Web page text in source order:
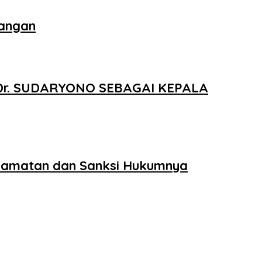
SUDARYONO SEBAGAI KEPALA
dan Sanksi Hukumnya